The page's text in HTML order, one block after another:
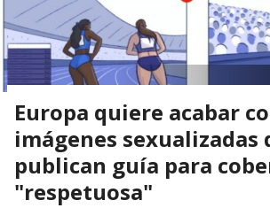
Europa quiere acabar
imágenes sexualizadas
publican guía para
"respetuosa"